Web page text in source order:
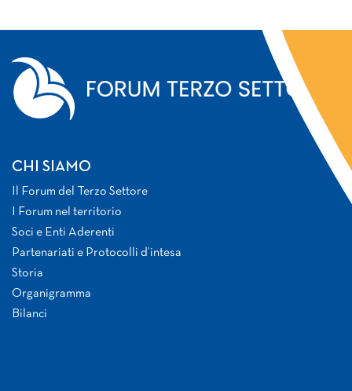
CHI SIAMO
Il Forum del Terzo Settore
I Forum nel territorio
Soci e Enti Aderenti
Partenariati e Protocolli d’intesa
Storia
Organigramma
Bilanci